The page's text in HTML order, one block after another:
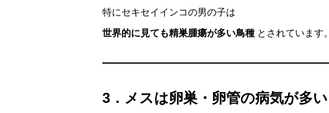
特にセキセイインコの男の子は
世界的に見ても精巣腫瘍が多い鳥種 とされています。
3．メスは卵巣・卵管の病気が多い